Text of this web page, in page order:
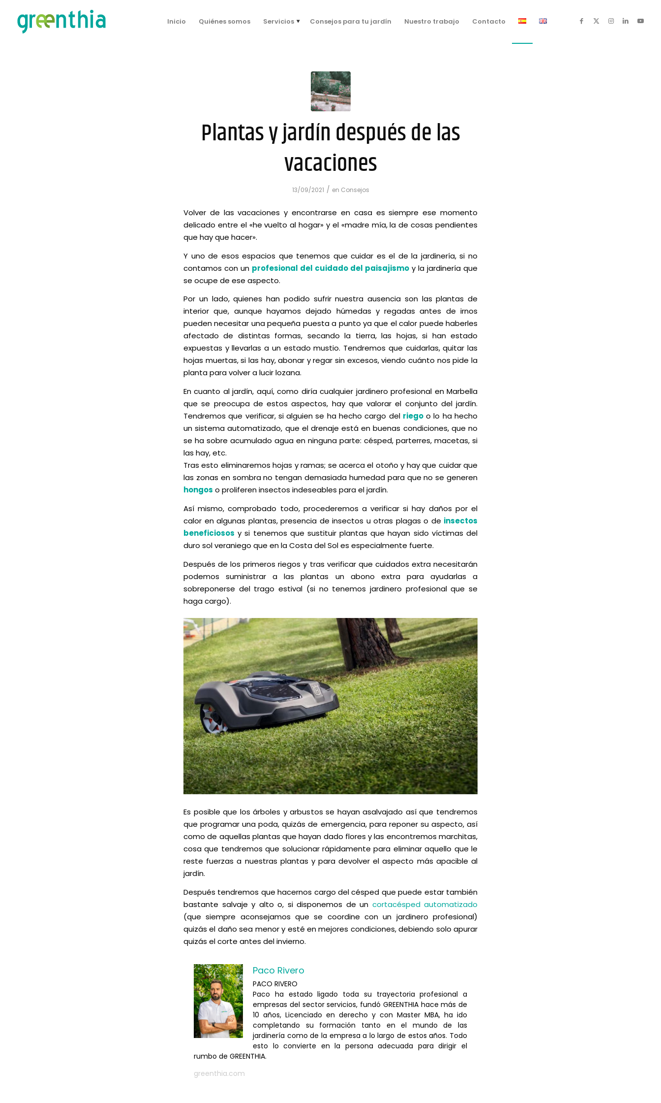
Inicio Quiénes somos Servicios Consejos para tu jardín Nuestro trabajo Contacto
Plantas y jardín después de las
vacaciones
13/09/2021 / en Consejos
Volver de las vacaciones y encontrarse en casa es siempre ese momento
delicado entre el «he vuelto al hogar» y el «madre mía, la de cosas pendientes
que hay que hacer».
Y uno de esos espacios que tenemos que cuidar es el de la jardinería, si no
contamos con un profesional del cuidado del paisajismo y la jardinería que
se ocupe de ese aspecto.
Por un lado, quienes han podido sufrir nuestra ausencia son las plantas de
interior que, aunque hayamos dejado húmedas y regadas antes de irnos
pueden necesitar una pequeña puesta a punto ya que el calor puede haberles
afectado de distintas formas, secando la tierra, las hojas, si han estado
expuestas y llevarlas a un estado mustio. Tendremos que cuidarlas, quitar las
hojas muertas, si las hay, abonar y regar sin excesos, viendo cuánto nos pide la
planta para volver a lucir lozana.
En cuanto al jardín, aquí, como diría cualquier jardinero profesional en Marbella
que se preocupa de estos aspectos, hay que valorar el conjunto del jardín.
Tendremos que verificar, si alguien se ha hecho cargo del riegoo lo ha hecho
un sistema automatizado, que el drenaje está en buenas condiciones, que no
se ha sobre acumulado agua en ninguna parte: césped, parterres, macetas, si
las hay, etc.
Tras esto eliminaremos hojas y ramas; se acerca el otoño y hay que cuidar que
las zonas en sombra no tengan demasiada humedad para que no se generen
hongos o proliferen insectos indeseables para el jardín.
Así mismo, comprobado todo, procederemos a verificar si hay daños por el
calor en algunas plantas, presencia de insectos u otras plagas o de insectos
beneficiosos y si tenemos que sustituir plantas que hayan sido víctimas del
duro sol veraniego que en la Costa del Sol es especialmente fuerte.
Después de los primeros riegos y tras verificar que cuidados extra necesitarán
podemos suministrar a las plantas un abono extra para ayudarlas a
sobreponerse del trago estival (si no tenemos jardinero profesional que se
haga cargo).
Es posible que los árboles y arbustos se hayan asalvajado así que tendremos
que programar una poda, quizás de emergencia, para reponer su aspecto, así
como de aquellas plantas que hayan dado flores y las encontremos marchitas,
cosa que tendremos que solucionar rápidamente para eliminar aquello que le
reste fuerzas a nuestras plantas y para devolver el aspecto más apacible al
jardín.
Después tendremos que hacernos cargo del césped que puede estar también
bastante salvaje y alto o, si disponemos de un cortacésped automatizado
(que siempre aconsejamos que se coordine con un jardinero profesional)
quizás el daño sea menor y esté en mejores condiciones, debiendo solo apurar
quizás el corte antes del invierno.
Paco Rivero
PACO RIVERO
Paco ha estado ligado toda su trayectoria profesional a
empresas del sector servicios, fundó GREENTHIA hace más de
10 años, Licenciado en derecho y con Master MBA, ha ido
completando su formación tanto en el mundo de las
jardinería como de la empresa a lo largo de estos años. Todo
esto lo convierte en la persona adecuada para dirigir el
rumbo de GREENTHIA.
greenthia.com